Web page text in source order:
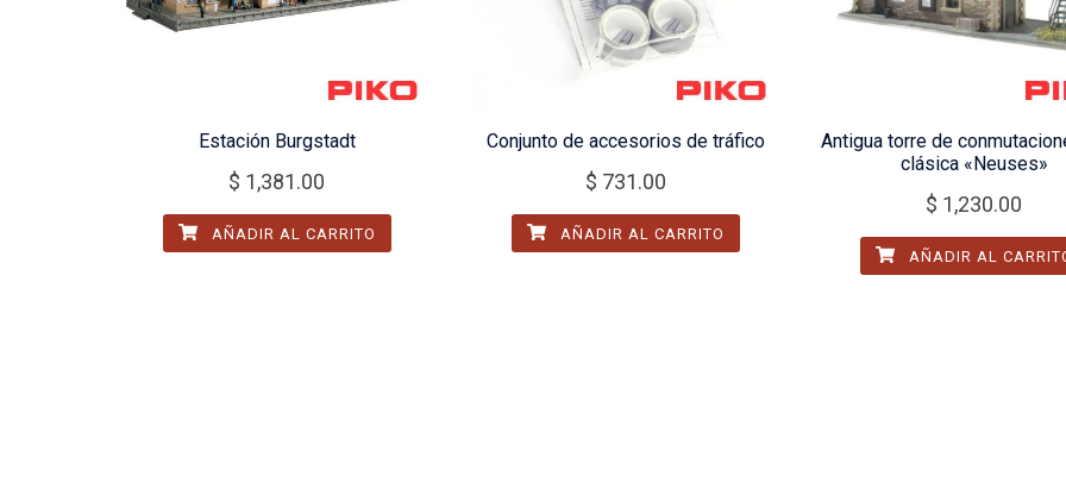
Estación Burgstadt
$ 1,381.00
AÑADIR AL CARRITO
Conjunto de accesorios de tráfico
$ 731.00
AÑADIR AL CARRITO
Antigua torre de
clásica «Neuses»
$ 1,230.00
AÑADIR AL